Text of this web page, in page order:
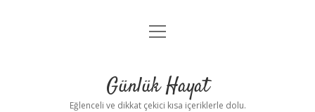
Anasayfa
Yasal Uyarı
menüyü
Günlük Hayat
Eğlenceli ve dikkat çekici kısa içeriklerle dolu.